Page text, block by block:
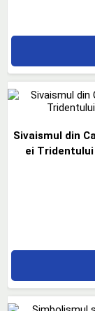
Sivaismul din
ei